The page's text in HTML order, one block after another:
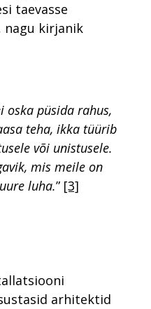
taevasse
nagu kirjanik
oska püsida rahus,
teha, ikka tüürib
või unistusele.
mis meile on
luha.” [3]
arhitektid